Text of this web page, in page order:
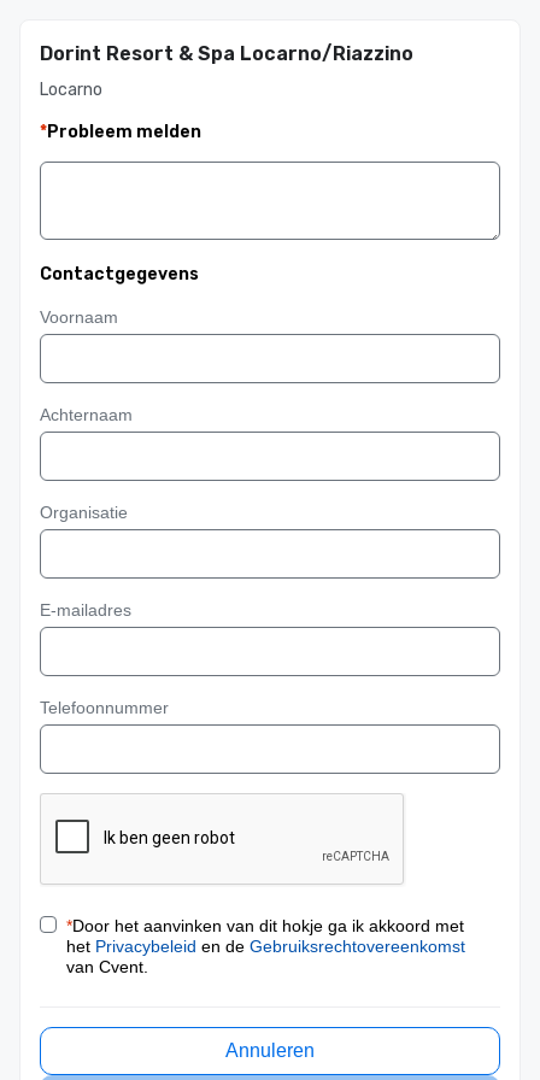
Dorint Resort & Spa Locarno/Riazzino
Locarno
*Probleem melden
Contactgegevens
Voornaam
Achternaam
Organisatie
E-mailadres
Telefoonnummer
*Door het aanvinken van dit hokje ga ik akkoord met
het Privacybeleid en de Gebruiksrechtovereenkomst
van Cvent.
Annuleren